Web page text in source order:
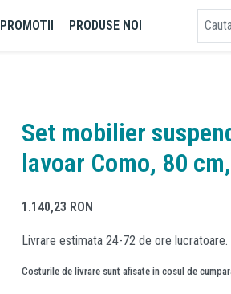
PROMOTII PRODUSE NOI
Set mobilier
lavoar Como, 80
1.140,23 RON
Livrare estimata 24-72 de ore lucratoare.
Costurile de livrare sunt afisate in cosul de